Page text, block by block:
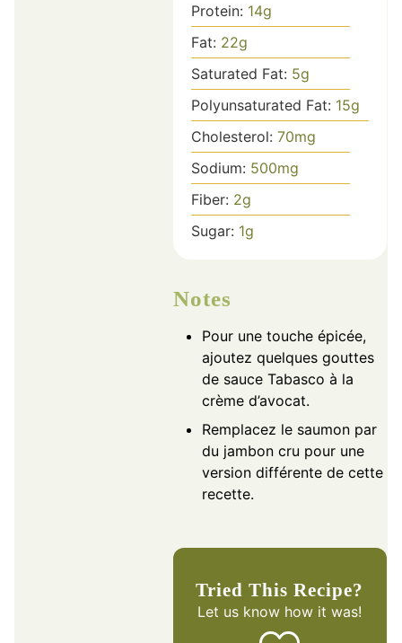
Protein: 14g
Fat: 22g
Saturated Fat: 5g
Polyunsaturated Fat: 15g
Cholesterol: 70mg
Sodium: 500mg
Fiber: 2g
Sugar: 1g
Notes
Pour une touche épicée,
ajoutez quelques gouttes
de sauce Tabasco à la
crème d’avocat.
Remplacez le saumon par
du jambon cru pour une
version différente de cette
recette.
Tried This Recipe?
Let us know how it was!